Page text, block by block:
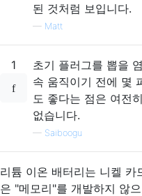
된 것처럼 보입니다.
— Matt
1
초기 플러그를 뽑을
속 움직이기 전에 몇
도 좋다는 점은 여전
없습니다.
— Saiboogu
리튬 이온 배터리는 니켈 카
은 "메모리"를 개발하지 않